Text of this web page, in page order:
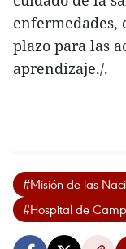
enfermedades,
plazo para las
aprendizaje./.
#Misión de las
#Hospital de